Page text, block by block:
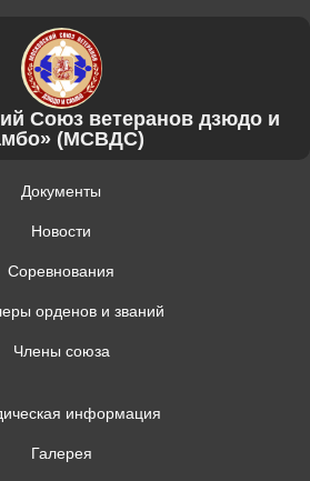
Союз ветеранов дзюдо и
(МСВДС)
Документы
Новости
Соревнования
орденов и званий
Члены союза
информация
Галерея